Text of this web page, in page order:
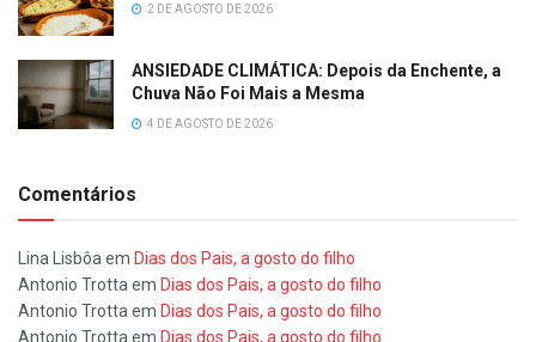
2 DE AGOSTO DE 2026
ANSIEDADE CLIMÁTICA: Depois da Enchente, a
Chuva Não Foi Mais a Mesma
4 DE AGOSTO DE 2026
Comentários
Lina Lisbôaem Dias dos Pais, a gosto do filho
Antonio Trottaem Dias dos Pais, a gosto do filho
Antonio Trottaem Dias dos Pais, a gosto do filho
Antonio Trottaem Dias dos Pais, a gosto do filho